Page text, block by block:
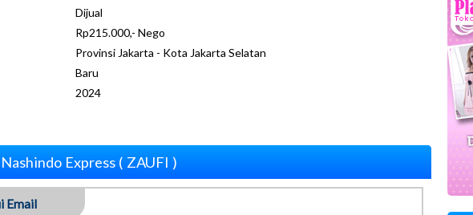
Dijual
Rp215.000,- Nego
Provinsi Jakarta - Kota Jakarta Selatan
Baru
2024
Express ( ZAUFI )
Email